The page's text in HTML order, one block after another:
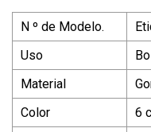
N º de Modelo.
Uso
Material
Color
6